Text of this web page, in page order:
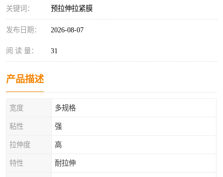
关键词： 预拉伸拉紧膜
发布日期： 2026-08-07
阅 读 量： 31
产品描述
宽度 多规格
粘性 强
拉伸度 高
特性 耐拉伸